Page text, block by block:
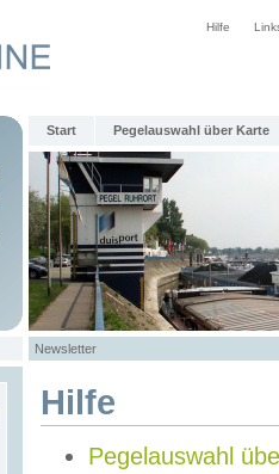
Hilfe
Start Pegelauswahl über Karte
Newsletter
Hilfe
Pegelauswahl